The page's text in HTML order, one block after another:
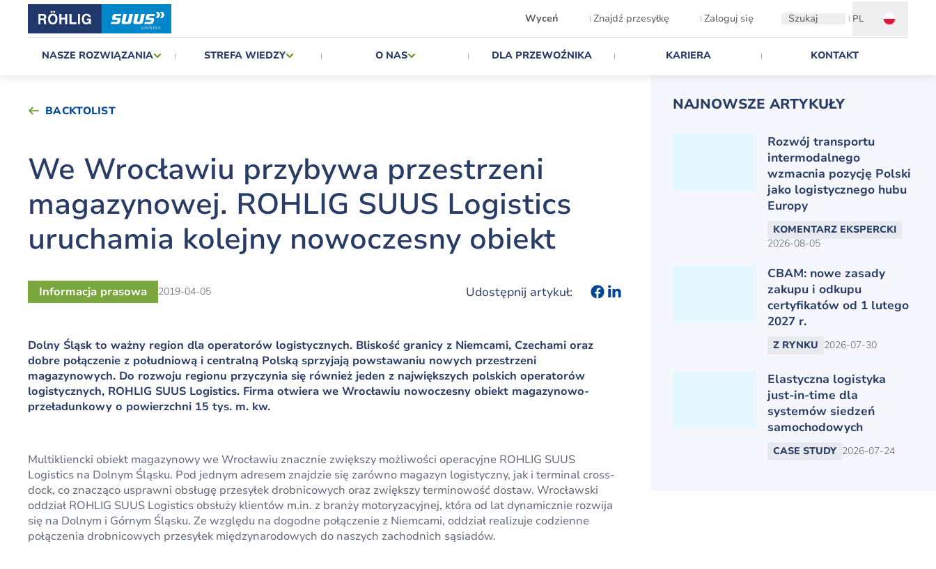
Wyceń Znajdź przesyłkę Zaloguj się Szukaj PL
NASZE ROZWIĄZANIA STREFA WIEDZY O NAS DLA PRZEWOŹNIKA KARIERA KONTAKT
BACKTOLIST
We Wrocławiu przybywa przestrzeni
magazynowej. ROHLIG SUUS Logistics
uruchamia kolejny nowoczesny obiekt
Informacja prasowa 2019-04-05 Udostępnij artykuł:
Dolny Śląsk to ważny region dla operatorów logistycznych. Bliskość granicy z Niemcami, Czechami oraz
dobre połączenie z południową i centralną Polską sprzyjają powstawaniu nowych przestrzeni
magazynowych. Do rozwoju regionu przyczynia się również jeden z największych polskich operatorów
logistycznych, ROHLIG SUUS Logistics. Firma otwiera we Wrocławiu nowoczesny obiekt magazynowo-
przeładunkowy o powierzchni 15 tys. m. kw.
Multikliencki obiekt magazynowy we Wrocławiu znacznie zwiększy możliwości operacyjne ROHLIG SUUS
Logistics na Dolnym Śląsku. Pod jednym adresem znajdzie się zarówno magazyn logistyczny, jak i terminal cross-
dock, co znacząco usprawni obsługę przesyłek drobnicowych oraz zwiększy terminowość dostaw. Wrocławski
oddział ROHLIG SUUS Logistics obsłuży klientów m.in. z branży motoryzacyjnej, która od lat dynamicznie rozwija
się na Dolnym i Górnym Śląsku. Ze względu na dogodne połączenie z Niemcami, oddział realizuje codzienne
połączenia drobnicowych przesyłek międzynarodowych do naszych zachodnich sąsiadów.
NAJNOWSZE ARTYKUŁY
Rozwój transportu
intermodalnego
wzmacnia pozycję Polski
jako logistycznego hubu
Europy
KOMENTARZ EKSPERCKI
2026-08-05
CBAM: nowe zasady
zakupu i odkupu
certyfikatów od 1 lutego
2027 r.
Z RYNKU 2026-07-30
Elastyczna logistyka
just-in-time dla
systemów siedzeń
samochodowych
CASE STUDY 2026-07-24